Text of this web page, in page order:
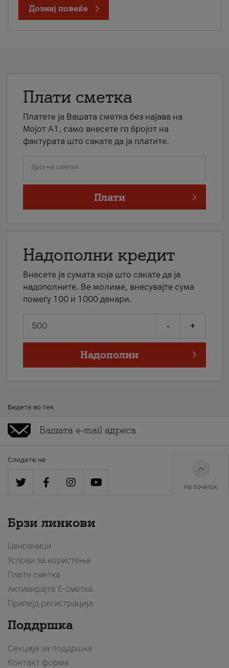
Дознај повеќе
Плати сметка
Платете ја Вашата сметка без најава на
Мојот А1, само внесете го бројот на
фактурата што сакате да ја платите.
Број на сметка
Плати
Надополни кредит
Внесете ја сумата која што сакате да ја
надополните. Ве молиме, внесувајте сума
помеѓу 100 и 1000 денари.
- +
Надополни
Бидете во тек
Следете нè
На почеток
Брзи линкови
Ценовници
Услови за користење
Плати сметка
Активирајте Е-сметка
Припејд регистрација
Поддршка
Секција за поддршка
Контакт форма